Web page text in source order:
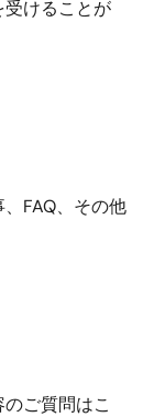
けることが
FAQ、その他
ご質問はこ